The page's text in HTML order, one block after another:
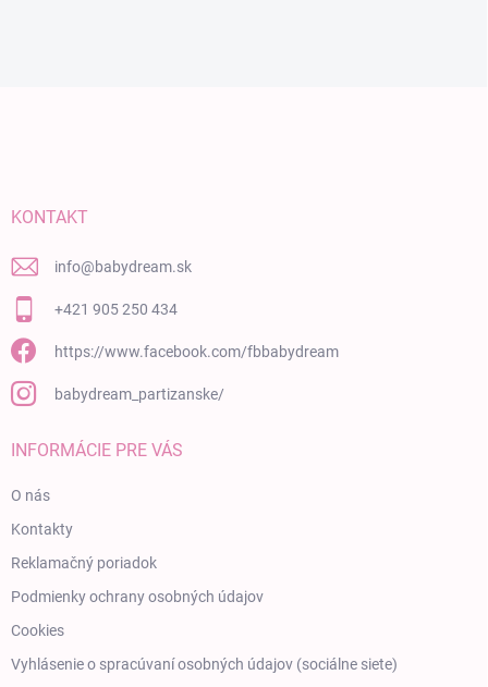
KONTAKT
info@babydream.sk
+421 905 250 434
https://www.facebook.com/fbbabydream
babydream_partizanske/
INFORMÁCIE PRE VÁS
O nás
Kontakty
Reklamačný poriadok
Podmienky ochrany osobných údajov
Cookies
Vyhlásenie o spracúvaní osobných údajov (sociálne siete)